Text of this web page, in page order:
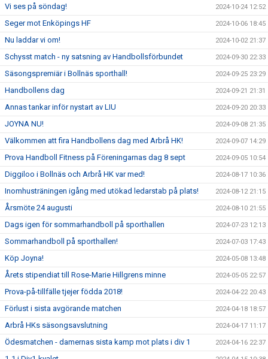
Vi ses på söndag! 2024-10-24 12:52
Seger mot Enköpings HF 2024-10-06 18:45
Nu laddar vi om! 2024-10-02 21:37
Schysst match - ny satsning av Handbollsförbundet 2024-09-30 22:33
Säsongspremiär i Bollnäs sporthall! 2024-09-25 23:29
Handbollens dag 2024-09-21 21:31
Annas tankar inför nystart av LIU 2024-09-20 20:33
JOYNA NU! 2024-09-08 21:35
Välkommen att fira Handbollens dag med Arbrå HK! 2024-09-07 14:29
Prova Handboll Fitness på Föreningarnas dag 8 sept 2024-09-05 10:54
Diggiloo i Bollnäs och Arbrå HK var med! 2024-08-17 10:36
Inomhusträningen igång med utökad ledarstab på plats! 2024-08-12 21:15
Årsmöte 24 augusti 2024-08-10 21:55
Dags igen för sommarhandboll på sporthallen 2024-07-23 12:13
Sommarhandboll på sporthallen! 2024-07-03 17:43
Köp Joyna! 2024-05-08 13:48
Årets stipendiat till Rose-Marie Hillgrens minne 2024-05-05 22:57
Prova-på-tillfälle tjejer födda 2018! 2024-04-22 20:43
Förlust i sista avgörande matchen 2024-04-18 18:57
Arbrå HKs säsongsavslutning 2024-04-17 11:17
Ödesmatchen - damernas sista kamp mot plats i div 1 2024-04-16 22:37